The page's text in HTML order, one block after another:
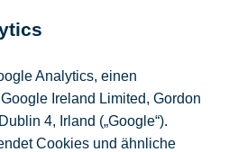
Analytics, einen
Ireland Limited, Gordon
4, Irland („Google“).
Cookies und ähnliche